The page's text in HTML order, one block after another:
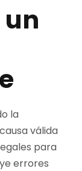
la
válida
para
errores